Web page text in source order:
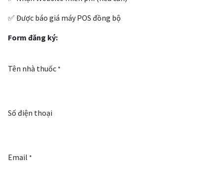
✅ Được báo giá máy POS đồng bộ
Form đăng ký:
Tên nhà thuốc *
Số điện thoại
Email *